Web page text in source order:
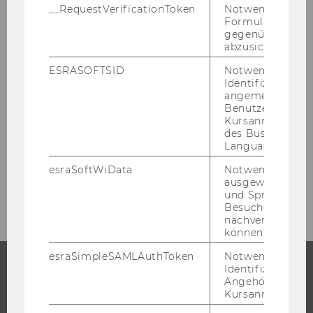
Tools & Technologien für die digitale Lehre
__RequestVerificationToken
Notwendig, um
gegenüber
abzusichern.
ESRASOFTSID
Notwendig zur
Identifizierung
angemeldeten
Benutzers im
des Business
Language
esraSoftWiData
Notwendig um
ausgewählte
und
Besuchers
nachverfolgen
können.
esraSimpleSAMLAuthToken
Notwendig zur
Identifizierung
Angehörige/r für
Kursanmeldung.